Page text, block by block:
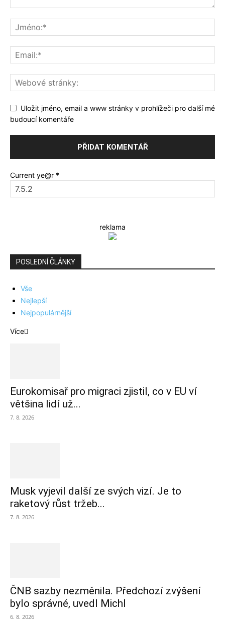
Uložit jméno, email a www stránky v prohlížeči pro další mé
budoucí komentáře
Current ye@r *
reklama
POSLEDNÍ ČLÁNKY
Vše
Nejlepší
Nejpopulárnější
Více
Eurokomisař pro migraci zjistil, co v EU ví
většina lidí už...
7. 8. 2026
Musk vyjevil další ze svých vizí. Je to
raketový růst tržeb...
7. 8. 2026
ČNB sazby nezměnila. Předchozí zvýšení
bylo správné, uvedl Michl
6. 8. 2026